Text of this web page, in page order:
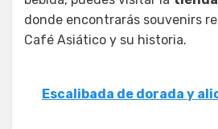
donde encontrarás souvenirs
Café Asiático y su historia.
Escalibada de dorada y